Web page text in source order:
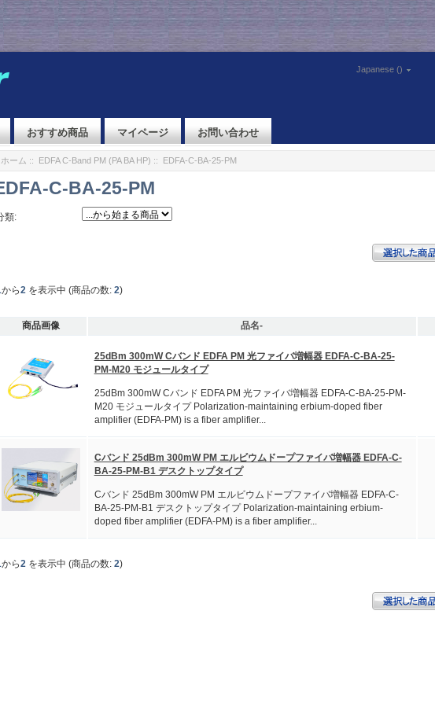
Japanese ()
おすすめ商品 マイページ お問い合わせ
ホーム :: EDFA C-Band PM (PA BA HP) :: EDFA-C-BA-25-PM
C-BA-25-PM
類:
から2を表示中 (商品の数: 2)
商品画像 品名-
25dBm 300mW Cバンド EDFA PM 光ファイバ増幅器 EDFA-C-BA-25-
PM-M20 モジュールタイプ
25dBm 300mW Cバンド EDFA PM 光ファイバ増幅器 EDFA-C-BA-25-PM-
M20 モジュールタイプ Polarization-maintaining erbium-doped fiber
amplifier (EDFA-PM) is a fiber amplifier...
Cバンド 25dBm 300mW PM エルビウムドープファイバ増幅器 EDFA-C-
BA-25-PM-B1 デスクトップタイプ
Cバンド 25dBm 300mW PM エルビウムドープファイバ増幅器 EDFA-C-
BA-25-PM-B1 デスクトップタイプ Polarization-maintaining erbium-
doped fiber amplifier (EDFA-PM) is a fiber amplifier...
から2を表示中 (商品の数: 2)